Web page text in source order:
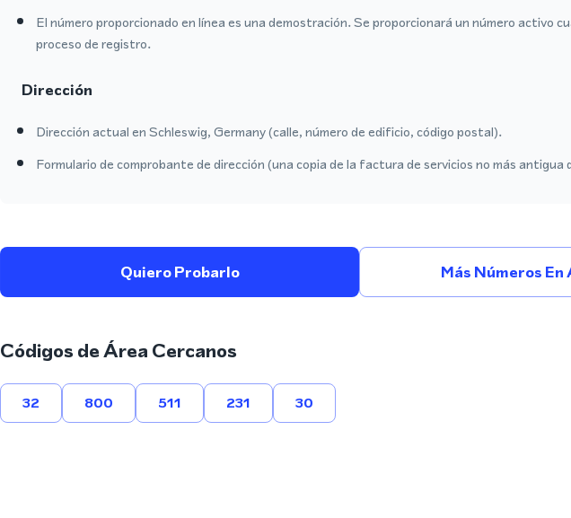
El número proporcionado en línea es una demostración. Se proporcionará un número activo
proceso de registro.
Dirección
Dirección actual en Schleswig, Germany (calle, número de edificio, código postal).
Formulario de comprobante de dirección (una copia de la factura de servicios no más antigua
Quiero Probarlo Más Números En
Códigos de Área Cercanos
32 800 511 231 30